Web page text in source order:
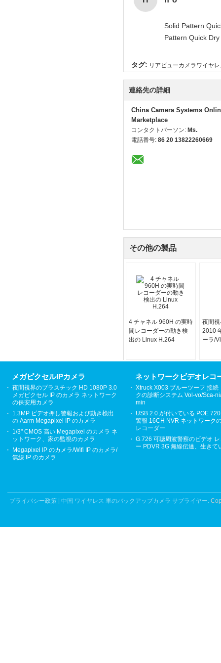
Solid Pattern
Pattern Quick
タグ: リアビューカメラワイヤ
連絡先の詳細
China Camera Systems
Marketplace
コンタクトパーソン: Ms.
電話番号: 86 20 13822260669
その他の製品
4 チャネル 960H の実時
間レコーダーの動き検
出の Linux H.264
夜間
2010
ーラ/
メガピクセルIPカメラ
夜間視界のプラスチック HD 1080P 3.0
メガピクセル IP のカメラ ネットワーク
の保安用カメラ
1.3MP ビデオ押し警報および動き検出
の Aarm Megapixel IP のカメラ
1/3" CMOS 高い Megapixel のカメラ ネ
ットワーク、家の監視のカメラ
Megapixel IP のカメラ/Wifi IP のカメラ/
無線 IP のカメラ
ネットワークビデオレコ
Xtruck X003 ブルーツーフ 接続
クの診断システム Vol-vo/Sca-
min
USB 2.0 が付いている POE
警報 16CH NVR ネットワーク
レコーダー
G.726 可聴周波警察のビデオ
ー PDVR 3G 無線伝達、生きて
プライバシー政策| 中国 ワイヤレス 車のバックアップカメラ サプライヤー.